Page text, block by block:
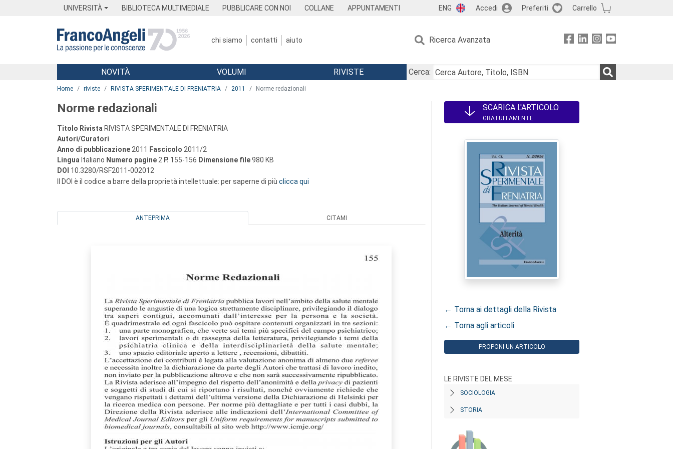
UNIVERSITÀ BIBLIOTECA MULTIMEDIALE PUBBLICARE CON NOI COLLANE APPUNTAMENTI ENG Accedi Preferiti Carrello
chi siamo contatti aiuto Ricerca Avanzata
Menu
NOVITÀ VOLUMI RIVISTE
Cerca:
Home riviste RIVISTA SPERIMENTALE DI FRENIATRIA 2011 Norme redazionali
Norme redazionali
Titolo Rivista RIVISTA SPERIMENTALE DI FRENIATRIA
Autori/Curatori
Anno di pubblicazione 2011 Fascicolo 2011/2
Lingua Italiano Numero pagine 2 P. 155-156 Dimensione file980 KB
DOI 10.3280/RSF2011-002012
Il DOI è il codice a barre della proprietà intellettuale: per saperne di più clicca qui
ANTEPRIMA CITAMI
SCARICA L'ARTICOLO
GRATUITAMENTE
← Torna ai dettagli della Rivista
← Torna agli articoli
PROPONI UN ARTICOLO
LE RIVISTE DEL MESE
SOCIOLOGIA
STORIA